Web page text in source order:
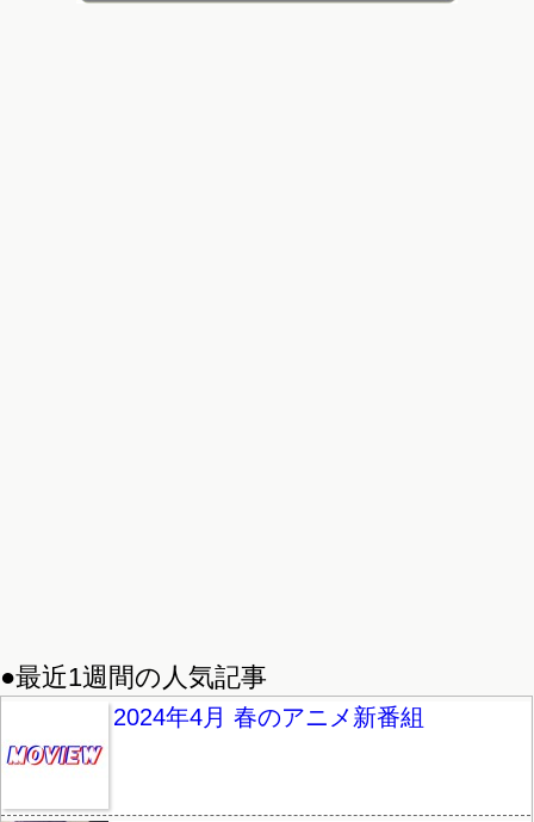
●最近1週間の人気記事
2024年4月 春のアニメ新番組